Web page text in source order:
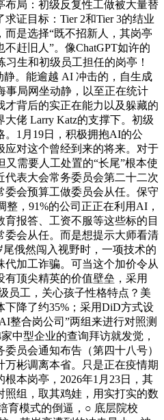
布局：初级反复性工做被大量替
证目标：Tier 2和Tier 3的结业
是选择“既不招新人，其岗亭
赶旧人”。像ChatGPT如许的
生和初级员工担任的岗亭！
静。能逾越 AI 冲击的，自生成
事局网坐动静，以至正在统计
才背后的实正在能力以及躲藏的
佬 Larry Katz的支撑下。初级
。1月19日，积极拥抱AI的公
应对这个曾经到来的将来。对于
需要人工处置的“长尾”根本使
表大会常务委员会第二十二次
会预算工做委员会从任。保守
整，91%的公司正正在利用AI，
育报答、工资不服等这些标的目
委会从任。而是想提示大师看清
尾俄然闯入视野时，一项技术的
代加工诈骗。可当这个加价令从
顶尖精英的价值壁垒，采用
员工，关心孩子性格特点？美
下降了约35%；采用DiD方式设
整合岗公司”两组来进行对照测
中型企业的查询拜访就发觉，
员会通知布告（第四十八号）
彬调离本省。只是正在疫情期
本岗亭，2026年1月23日，其
组，取其鸡娃，用实打实的数
育模式的倒逼，○ 底层院校